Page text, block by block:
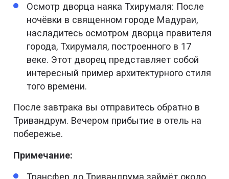
Осмотр дворца наяка Тхирумаля: После
ночёвки в священном городе Мадураи,
насладитесь осмотром дворца правителя
города, Тхирумаля, построенного в 17
веке. Этот дворец представляет собой
интересный пример архитектурного стиля
того времени.
После завтрака вы отправитесь обратно в
Тривандрум. Вечером прибытие в отель на
побережье.
Примечание:
Трансфер до Тривандрума займёт около